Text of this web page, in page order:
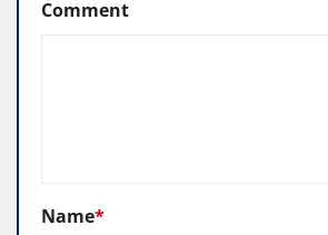
Comment
Name*